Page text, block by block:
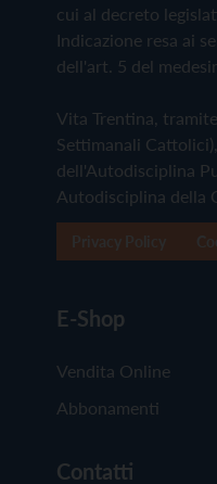
cui al decreto
Indicazione resa ai
dell'art. 5 del
Vita Trentina,
Settimanali
dell'Autodisciplina
Autodisciplina della
E-Shop
Vendita Online
Abbonamenti
Contatti